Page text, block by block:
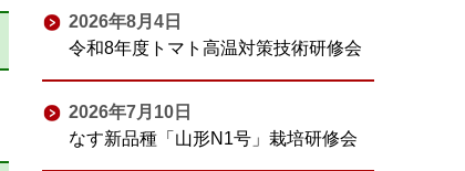
2026年8月4日
令和8年度トマト高温対策技術研修会
2026年7月10日
なす新品種「山形N1号」栽培研修会